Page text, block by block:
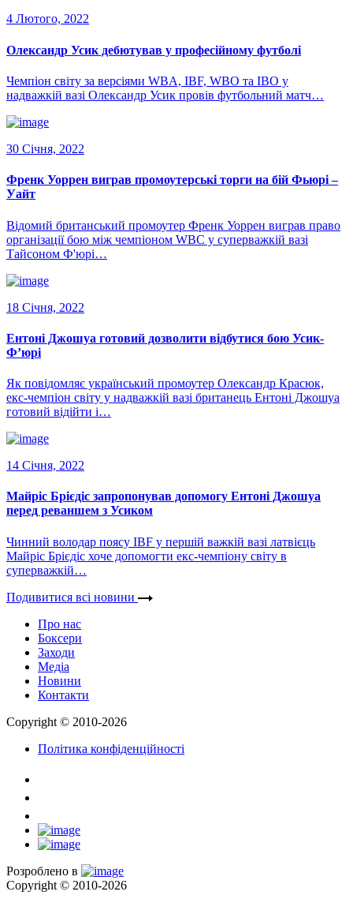
4 Лютого, 2022
Олександр Усик дебютував у професійному футболі
Чемпіон світу за версіями WBA, IBF, WBO та IBO у
надважкій вазі Олександр Усик провів футбольний матч…
30 Січня, 2022
Френк Уоррен виграв промоутерські торги на бій Фьюрі –
Уайт
Відомий британський промоутер Френк Уоррен виграв право
організації бою між чемпіоном WBC у суперважкій вазі
Тайсоном Ф'юрі…
18 Січня, 2022
Ентоні Джошуа готовий дозволити відбутися бою Усик-
Ф’юрі
Як повідомляє український промоутер Олександр Красюк,
екс-чемпіон світу у надважкій вазі британець Ентоні Джошуа
готовий відійти і…
14 Січня, 2022
Майріс Брієдіс запропонував допомогу Ентоні Джошуа
перед реваншем з Усиком
Чинний володар поясу IBF у першій важкій вазі латвієць
Майріс Брієдіс хоче допомогти екс-чемпіону світу в
суперважкій…
Подивитися всі новини
Про нас
Боксери
Заходи
Медіа
Новини
Контакти
Copyright © 2010-2026
Політика конфіденційності
Розроблено в
Copyright © 2010-2026